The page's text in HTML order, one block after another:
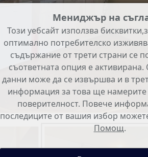
Мениджър на
Този уебсайт използва
оптимално потребителско
съдържание от трети страни се
съответната опция е
данни може да се извършва и в
информация за това ще намерите
поверителност. Повече
последиците от вашия избор
Помощ.